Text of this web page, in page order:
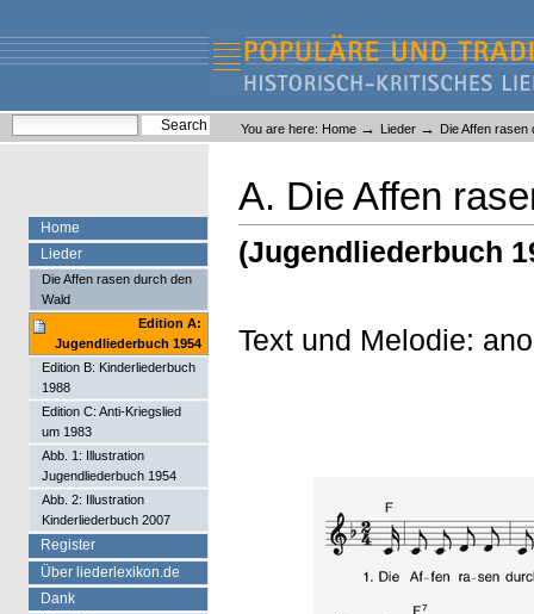
content.
navigation
Liederlexikon
Personal
tools
You are here: Home → Lieder → Die Affen rasen
A. Die Affen
(Jugendliederbuch
Text und Melodie:
Home
Lieder
Die Affen rasen durch den
Wald
Edition A:
Jugendliederbuch 1954
Edition B: Kinderliederbuch
1988
Edition C: Anti-Kriegslied
um 1983
Abb. 1: Illustration
Jugendliederbuch 1954
Abb. 2: Illustration
Kinderliederbuch 2007
Register
Über liederlexikon.de
Dank